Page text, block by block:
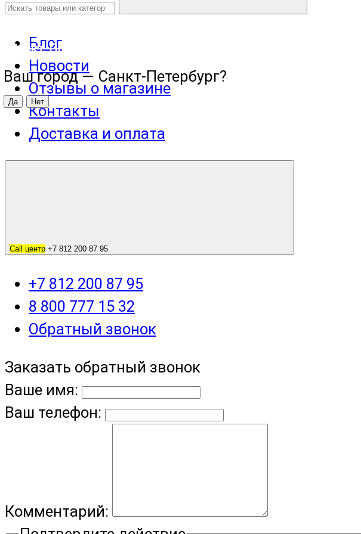
Санкт-Петербург
Ваш город — Санкт-Петербург?
Блог
Новости
Отзывы о магазине
Контакты
Доставка и оплата
Call центр +7 812 200 87 95
+7 812 200 87 95
8 800 777 15 32
Обратный звонок
Заказать обратный звонок
Ваше имя:
Ваш телефон:
Комментарий: